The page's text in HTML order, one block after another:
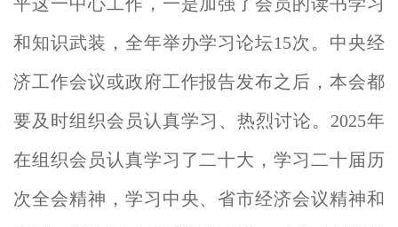
和知识武装， 全年举办学习论坛1 5次。中央经
济工作会议或政府工作报告发布之后，本会都
要及时组织会员认真学习、热烈讨论。2025年
在组织会员认真学习了二十大，学习二十届历
次全会精神，学习中央、省市经济会议精神和